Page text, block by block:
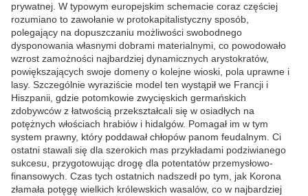
prywatnej. W typowym europejskim schemacie coraz częściej
rozumiano to zawołanie w protokapitalistyczny sposób,
polegający na dopuszczaniu możliwości swobodnego
dysponowania własnymi dobrami materialnymi, co powodowało
wzrost zamożności najbardziej dynamicznych arystokratów,
powiększających swoje domeny o kolejne wioski, pola uprawne i
lasy. Szczególnie wyraziście model ten wystąpił we Francji i
Hiszpanii, gdzie potomkowie zwycięskich germańskich
zdobywców z łatwością przekształcali się w osiadłych na
potężnych włościach hrabiów i hidalgów. Pomagał im w tym
system prawny, który poddawał chłopów panom feudalnym. Ci
ostatni stawali się dla szerokich mas przykładami podziwianego
sukcesu, przygotowując drogę dla potentatów przemysłowo-
finansowych. Czas tych ostatnich nadszedł po tym, jak Korona
złamała potęgę wielkich królewskich wasalów, co w najbardziej